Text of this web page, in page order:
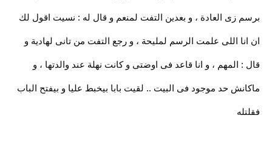
برسم زى العادة ، و بعدين التفت لمنعم و قال له : نسيت اقول لك
ان انا اللى علمت الرسم لمليحة ، و رجع التفت من تانى لهادية و
قال : المهم ، و انا قاعد فى اوضتى و كانت نهلة عند والدتها ، و
ماكانش حد موجود فى البيت .. لقيت بابا بيخبط عليا و بيفتح الباب
فقلتله